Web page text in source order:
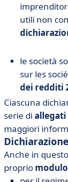
utili non
le società
sur les
dei redditi
Ciascuna
serie di
maggiori
Anche in
proprio